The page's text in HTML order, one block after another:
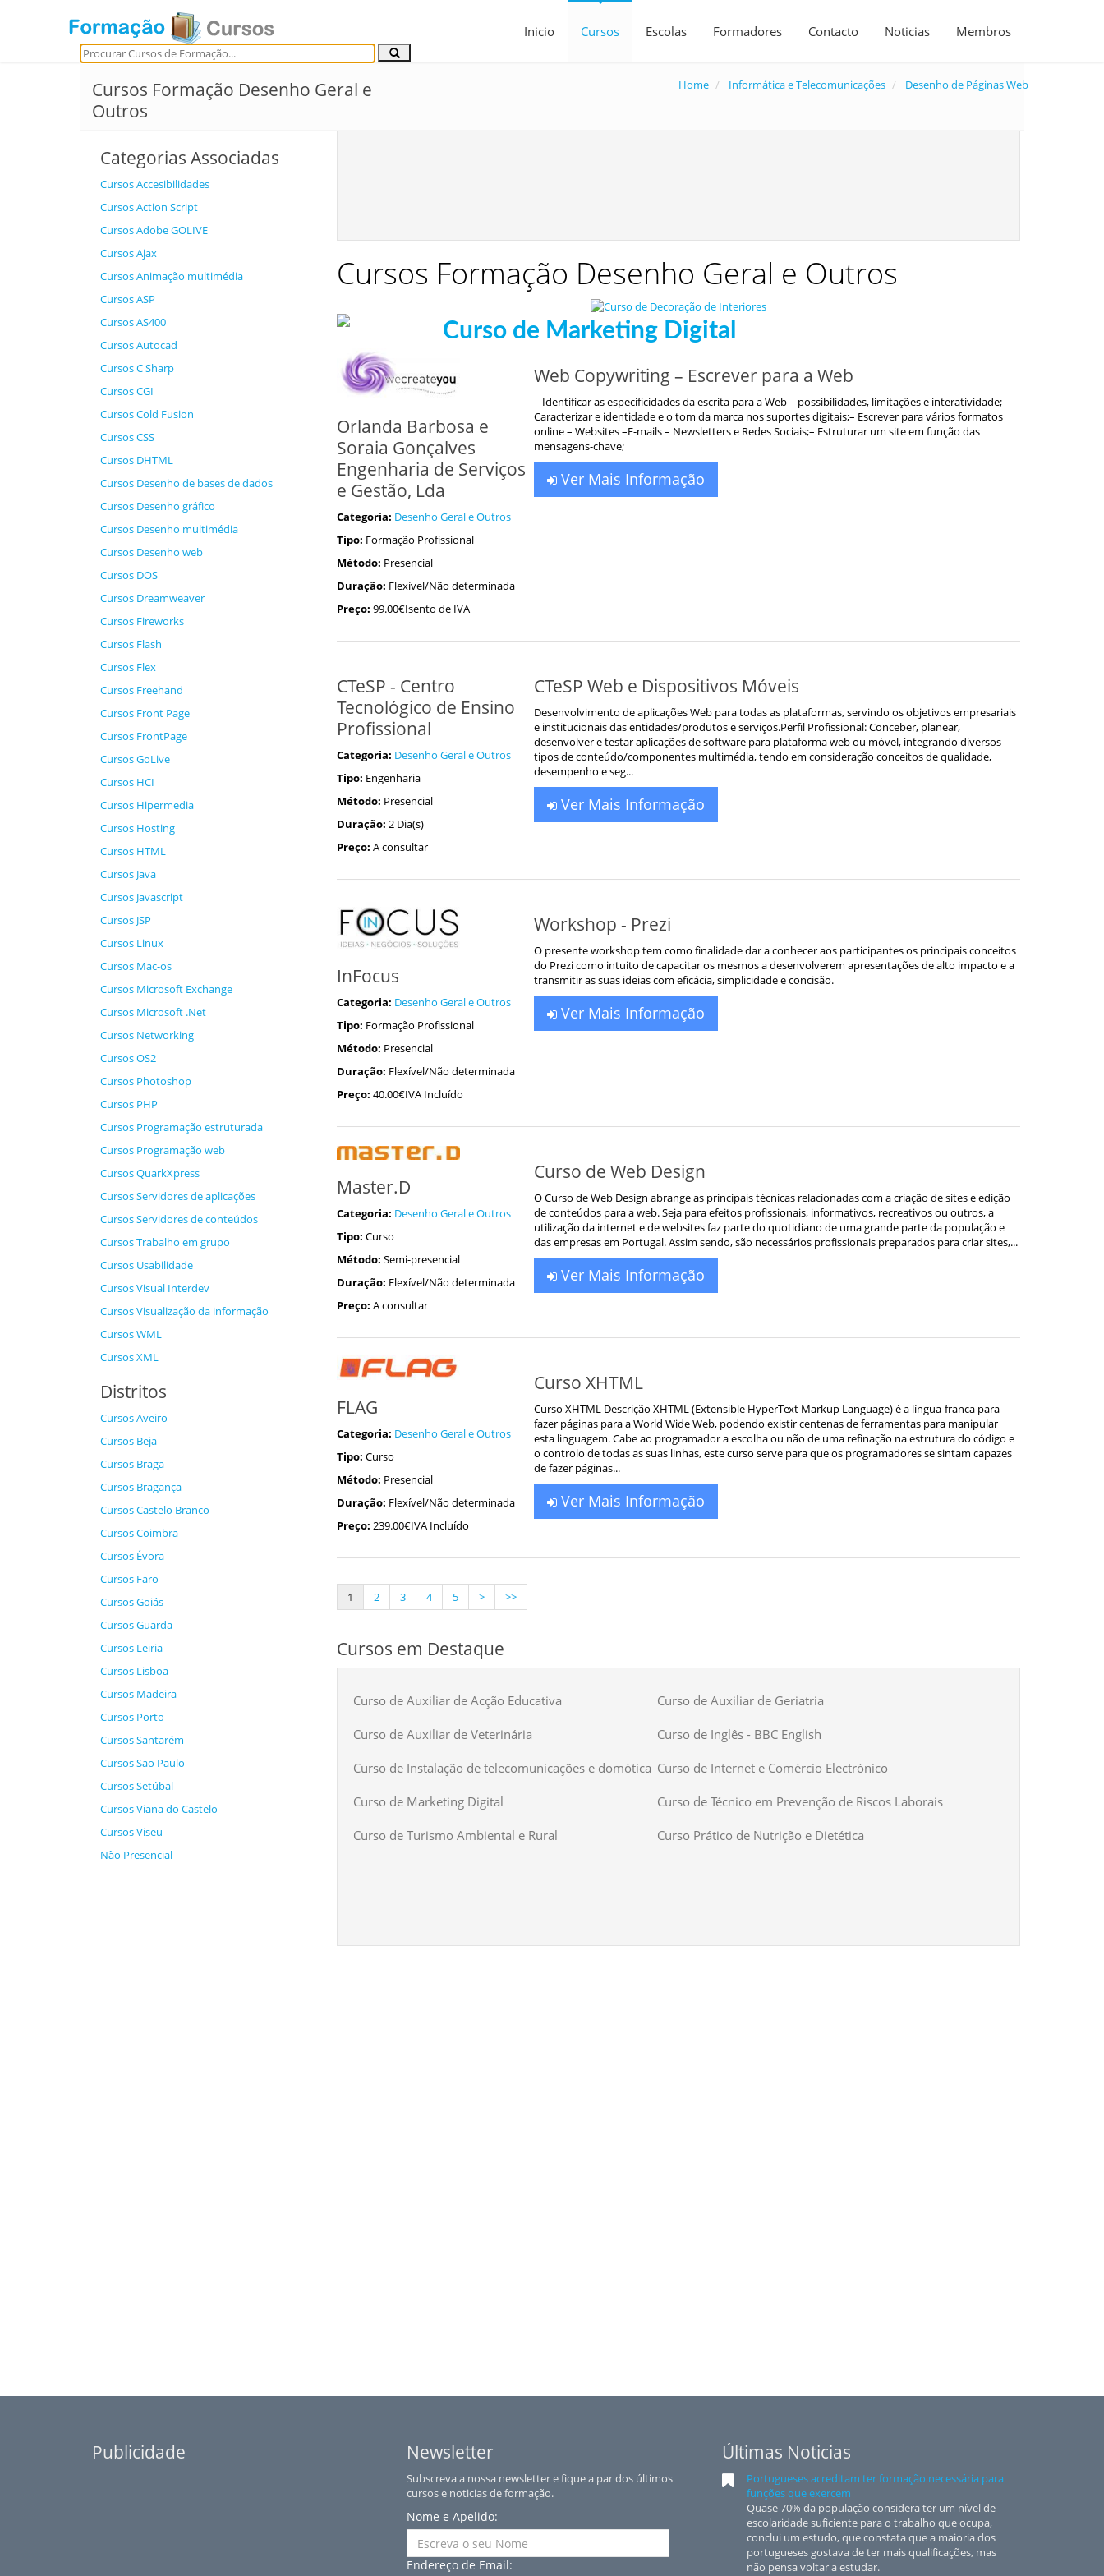
Inicio Cursos Escolas Formadores Contacto Noticias Membros
Cursos Formação Desenho Geral e
Outros
Home Informática e Telecomunicações Desenho de Páginas Web
Categorias Associadas
Cursos Accesibilidades
Cursos Action Script
Cursos Adobe GOLIVE
Cursos Ajax
Cursos Animação multimédia
Cursos ASP
Cursos AS400
Cursos Autocad
Cursos C Sharp
Cursos CGI
Cursos Cold Fusion
Cursos CSS
Cursos DHTML
Cursos Desenho de bases de dados
Cursos Desenho gráfico
Cursos Desenho multimédia
Cursos Desenho web
Cursos DOS
Cursos Dreamweaver
Cursos Fireworks
Cursos Flash
Cursos Flex
Cursos Freehand
Cursos Front Page
Cursos FrontPage
Cursos GoLive
Cursos HCI
Cursos Hipermedia
Cursos Hosting
Cursos HTML
Cursos Java
Cursos Javascript
Cursos JSP
Cursos Linux
Cursos Mac-os
Cursos Microsoft Exchange
Cursos Microsoft .Net
Cursos Networking
Cursos OS2
Cursos Photoshop
Cursos PHP
Cursos Programação estruturada
Cursos Programação web
Cursos QuarkXpress
Cursos Servidores de aplicações
Cursos Servidores de conteúdos
Cursos Trabalho em grupo
Cursos Usabilidade
Cursos Visual Interdev
Cursos Visualização da informação
Cursos WML
Cursos XML
Distritos
Cursos Aveiro
Cursos Beja
Cursos Braga
Cursos Bragança
Cursos Castelo Branco
Cursos Coimbra
Cursos Évora
Cursos Faro
Cursos Goiás
Cursos Guarda
Cursos Leiria
Cursos Lisboa
Cursos Madeira
Cursos Porto
Cursos Santarém
Cursos Sao Paulo
Cursos Setúbal
Cursos Viana do Castelo
Cursos Viseu
Não Presencial
Cursos Formação Desenho Geral e Outros
Orlanda Barbosa e
Soraia Gonçalves
Engenharia de Serviços
e Gestão, Lda
Categoria: Desenho Geral e Outros
Tipo: Formação Profissional
Método: Presencial
Duração: Flexível/Não determinada
Preço: 99.00€Isento de IVA
Web Copywriting – Escrever para a Web
– Identificar as especificidades da escrita para a Web – possibilidades, limitações e interatividade;–
Caracterizar e identidade e o tom da marca nos suportes digitais;– Escrever para vários formatos
online – Websites –E-mails – Newsletters e Redes Sociais;– Estruturar um site em função das
mensagens-chave;
Ver Mais Informação
CTeSP - Centro
Tecnológico de Ensino
Profissional
Categoria: Desenho Geral e Outros
Tipo: Engenharia
Método: Presencial
Duração: 2 Dia(s)
Preço: A consultar
CTeSP Web e Dispositivos Móveis
Desenvolvimento de aplicações Web para todas as plataformas, servindo os objetivos empresariais
e institucionais das entidades/produtos e serviços.Perfil Profissional: Conceber, planear,
desenvolver e testar aplicações de software para plataforma web ou móvel, integrando diversos
tipos de conteúdo/componentes multimédia, tendo em consideração conceitos de qualidade,
desempenho e seg...
Ver Mais Informação
InFocus
Categoria: Desenho Geral e Outros
Tipo: Formação Profissional
Método: Presencial
Duração: Flexível/Não determinada
Preço: 40.00€IVA Incluído
Workshop - Prezi
O presente workshop tem como finalidade dar a conhecer aos participantes os principais conceitos
do Prezi como intuito de capacitar os mesmos a desenvolverem apresentações de alto impacto e a
transmitir as suas ideias com eficácia, simplicidade e concisão.
Ver Mais Informação
Master.D
Categoria: Desenho Geral e Outros
Tipo: Curso
Método: Semi-presencial
Duração: Flexível/Não determinada
Preço: A consultar
Curso de Web Design
O Curso de Web Design abrange as principais técnicas relacionadas com a criação de sites e edição
de conteúdos para a web. Seja para efeitos profissionais, informativos, recreativos ou outros, a
utilização da internet e de websites faz parte do quotidiano de uma grande parte da população e
das empresas em Portugal. Assim sendo, são necessários profissionais preparados para criar sites,...
Ver Mais Informação
FLAG
Categoria: Desenho Geral e Outros
Tipo: Curso
Método: Presencial
Duração: Flexível/Não determinada
Preço: 239.00€IVA Incluído
Curso XHTML
Curso XHTML Descrição XHTML (Extensible HyperText Markup Language) é a língua-franca para
fazer páginas para a World Wide Web, podendo existir centenas de ferramentas para manipular
esta linguagem. Cabe ao programador a escolha ou não de uma refinação na estrutura do código e
o controlo de todas as suas linhas, este curso serve para que os programadores se sintam capazes
de fazer páginas...
Ver Mais Informação
1 2 3 4 5 > >>
Cursos em Destaque
Curso de Auxiliar de Acção Educativa Curso de Auxiliar de Geriatria
Curso de Auxiliar de Veterinária Curso de Inglês - BBC English
Curso de Instalação de telecomunicações e domótica Curso de Internet e Comércio Electrónico
Curso de Marketing Digital Curso de Técnico em Prevenção de Riscos Laborais
Curso de Turismo Ambiental e Rural Curso Prático de Nutrição e Dietética
Publicidade Newsletter
Subscreva a nossa newsletter e fique a par dos últimos
cursos e noticias de formação.
Nome e Apelido:
Endereço de Email:
Últimas Noticias
Portugueses acreditam ter formação necessária para
funções que exercem
Quase 70% da população considera ter um nível de
escolaridade suficiente para o trabalho que ocupa,
conclui um estudo, que constata que a maioria dos
portugueses gostava de ter mais qualificações, mas
não pensa voltar a estudar.